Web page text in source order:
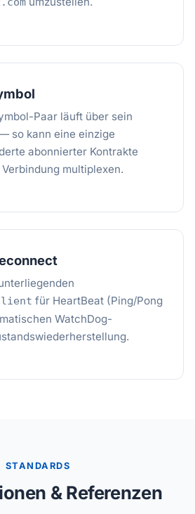
Paar läuft über sein
so kann eine einzige
abonnierter Kontrakte
multiplexen.
für HeartBeat (Ping/Pong
WatchDog-
STANDARDS
& Referenzen